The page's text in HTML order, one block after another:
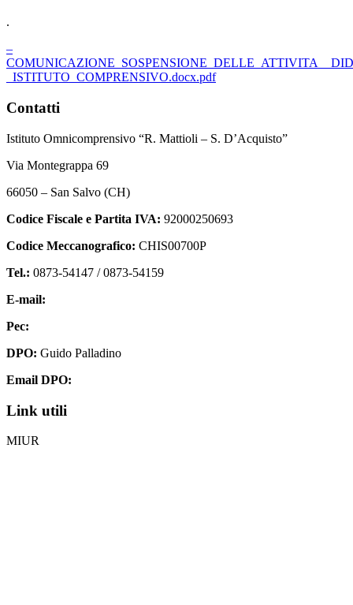
.
–
_ISTITUTO_COMPRENSIVO.docx.pdf
Contatti
Istituto Omnicomprensivo “R. Mattioli – S. D’Acquisto”
Via Montegrappa 69
66050 – San Salvo (CH)
Codice Fiscale e Partita IVA: 92000250693
Codice Meccanografico: CHIS00700P
Tel.: 0873-54147 /0873-54159
E-mail:
Pec:
DPO: Guido Palladino
Email DPO:
Link utili
MIUR